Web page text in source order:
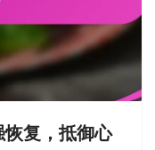
复，抵御心